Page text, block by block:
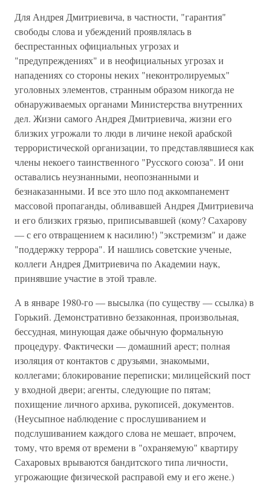
Для Андрея Дмитриевича, в частности, "гарантия"
свободы слова и убеждений проявлялась в
беспрестанных официальных угрозах и
"предупреждениях" и в неофициальных угрозах и
нападениях со стороны неких "неконтролируемых"
уголовных элементов, странным образом никогда не
обнаруживаемых органами Министерства внутренних
дел. Жизни самого Андрея Дмитриевича, жизни его
близких угрожали то люди в личине некой арабской
террористической организации, то представлявшиеся как
члены некоего таинственного "Русского союза". И они
оставались неузнанными, неопознанными и
безнаказанными. И все это шло под аккомпанемент
массовой пропаганды, обливавшей Андрея Дмитриевича
и его близких грязью, приписывавшей (кому? Сахарову
— с его отвращением к насилию!) "экстремизм" и даже
"поддержку террора". И нашлись советские ученые,
коллеги Андрея Дмитриевича по Академии наук,
принявшие участие в этой травле.
А в январе 1980-го — высылка (по существу — ссылка) в
Горький. Демонстративно беззаконная, произвольная,
бессудная, минующая даже обычную формальную
процедуру. Фактически — домашний арест; полная
изоляция от контактов с друзьями, знакомыми,
коллегами; блокирование переписки; милицейский пост
у входной двери; агенты, следующие по пятам;
похищение личного архива, рукописей, документов.
(Неусыпное наблюдение с прослушиванием и
подслушиванием каждого слова не мешает, впрочем,
тому, что время от времени в "охраняемую" квартиру
Сахаровых врываются бандитского типа личности,
угрожающие физической расправой ему и его жене.)